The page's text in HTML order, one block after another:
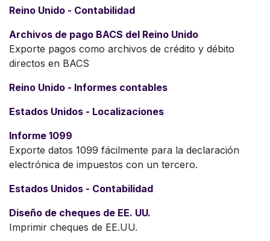
Reino Unido - Contabilidad
Archivos de pago BACS del Reino Unido
Exporte pagos como archivos de crédito y débito
directos en BACS
Reino Unido - Informes contables
Estados Unidos - Localizaciones
Informe 1099
Exporte datos 1099 fácilmente para la declaración
electrónica de impuestos con un tercero.
Estados Unidos - Contabilidad
Diseño de cheques de EE. UU.
Imprimir cheques de EE.UU.